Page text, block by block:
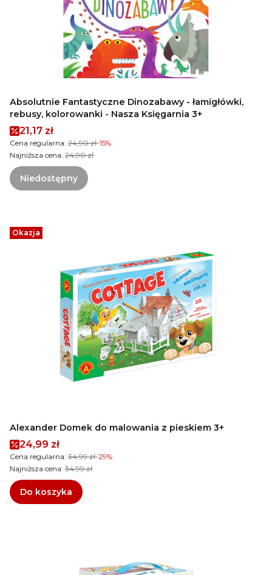
Absolutnie Fantastyczne Dinozabawy - łamigłówki,
rebusy, kolorowanki - Nasza Księgarnia 3+
Cena promocyjna
21,17 zł
Cena regularna: 24,90 zł-15%
Najniższa cena: 24,90 zł
Niedostępny
Okazja
Alexander Domek do malowania z pieskiem 3+
Cena promocyjna
24,99 zł
Cena regularna: 34,99 zł-29%
Najniższa cena: 34,99 zł
Do koszyka